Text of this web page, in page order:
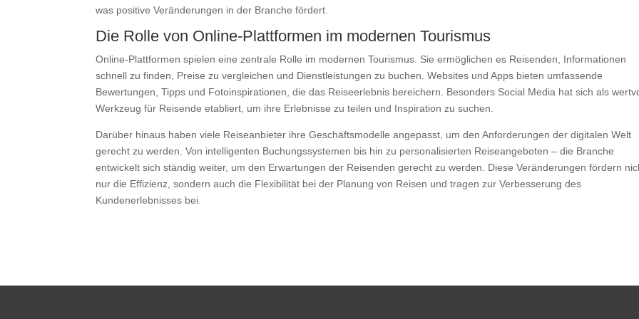
was positive Veränderungen in der Branche fördert.
Die Rolle von Online-Plattformen im modernen Tourismus
Online-Plattformen spielen eine zentrale Rolle im modernen Tourismus. Sie ermöglichen es Reisenden, Informationen
schnell zu finden, Preise zu vergleichen und Dienstleistungen zu buchen. Websites und Apps bieten umfassende
Bewertungen, Tipps und Fotoinspirationen, die das Reiseerlebnis bereichern. Besonders Social Media hat sich als
Werkzeug für Reisende etabliert, um ihre Erlebnisse zu teilen und Inspiration zu suchen.
Darüber hinaus haben viele Reiseanbieter ihre Geschäftsmodelle angepasst, um den Anforderungen der digitalen Welt
gerecht zu werden. Von intelligenten Buchungssystemen bis hin zu personalisierten Reiseangeboten – die Branche
entwickelt sich ständig weiter, um den Erwartungen der Reisenden gerecht zu werden. Diese Veränderungen fördern
nur die Effizienz, sondern auch die Flexibilität bei der Planung von Reisen und tragen zur Verbesserung des
Kundenerlebnisses bei.